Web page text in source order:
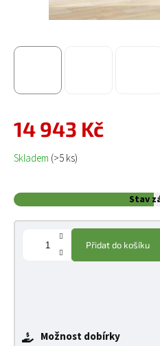
14 943 Kč
Měrná cena:
Skladem (>5 ks)
Stav
Přidat do košíku
Možnost dobírky